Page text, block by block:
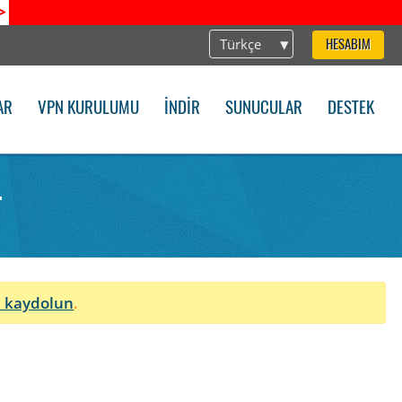
Türkçe HESABIM
VPN KURULUMU İNDIR SUNUCULAR DESTEK
kaydolun.